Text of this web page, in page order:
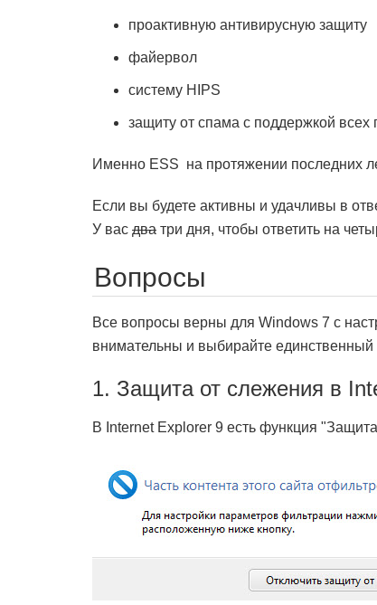
проактивную антивирусную защиту
файервол
систему HIPS
защиту от спама с поддержкой
Именно ESS на протяжении последних
Если вы будете активны и удачливы в
У вас два три дня, чтобы ответить на
Вопросы
Все вопросы верны для Windows 7 с
внимательны и выбирайте
1. Защита от слежения в
В Internet Explorer 9 есть функция